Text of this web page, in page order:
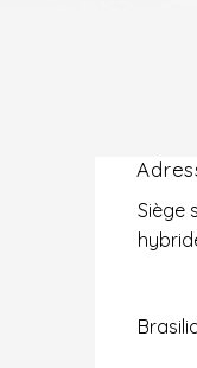
Siège